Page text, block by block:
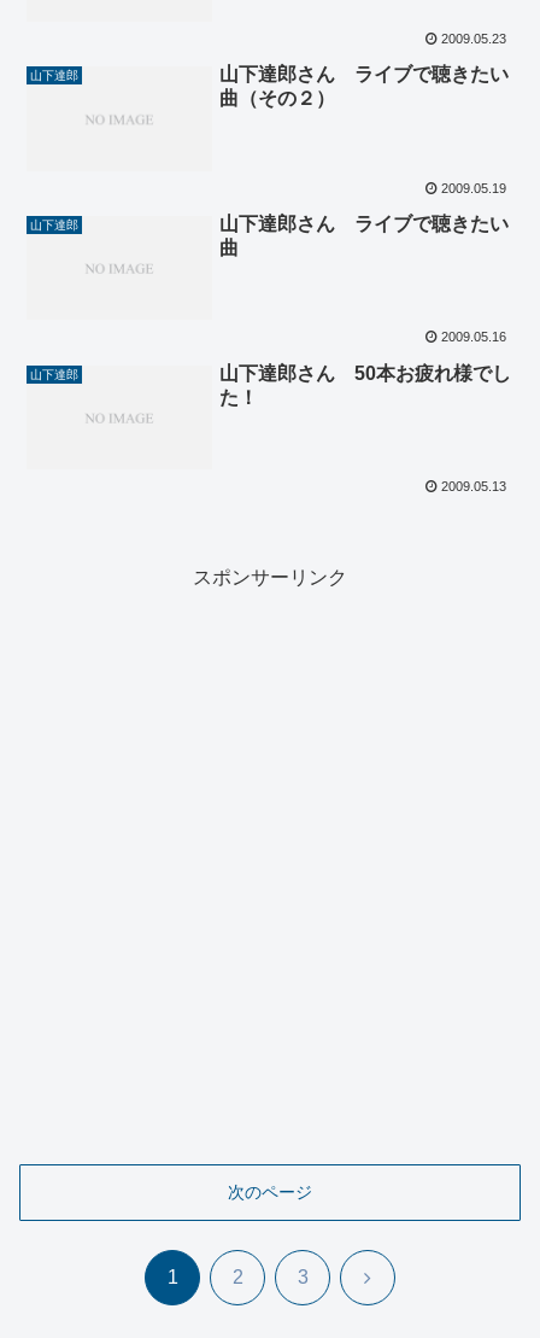
2009.05.23
山下達郎
山下達郎さん ライブで聴きたい
曲（その２）
2009.05.19
山下達郎
山下達郎さん ライブで聴きたい
曲
2009.05.16
山下達郎
山下達郎さん 50本お疲れ様でし
た！
2009.05.13
スポンサーリンク
次のページ
1 2 3 次